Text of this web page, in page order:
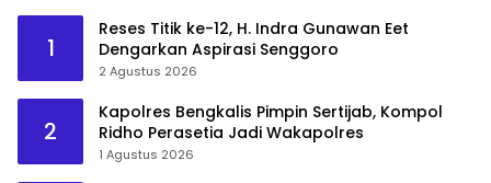
1
Reses Titik ke-12, H. Indra Gunawan Eet
Dengarkan Aspirasi Senggoro
2 Agustus 2026
2
Kapolres Bengkalis Pimpin Sertijab, Kompol
Ridho Perasetia Jadi Wakapolres
1 Agustus 2026